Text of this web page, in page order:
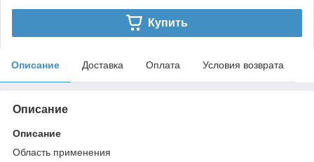
Купить
Описание Доставка Оплата Условия возврата
Описание
Описание
Область применения